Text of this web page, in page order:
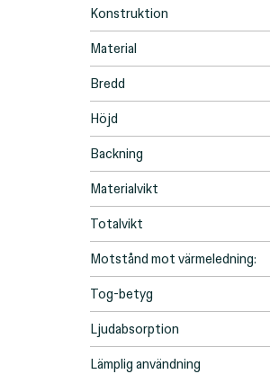
Konstruktion
Material
Bredd
Höjd
Backning
Materialvikt
Totalvikt
Motstånd mot värmeledning:
Tog-betyg
Ljudabsorption
Lämplig användning